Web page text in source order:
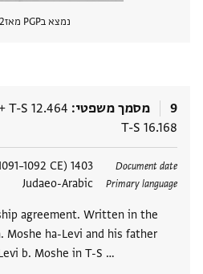
נמצא בPGP מאז
9 מסמך משפטי T-S 12.464
T-S 16.168
Document date
1403 Seleucid (1091–1092 CE)
Primary language
Judaeo-Arabic
agreement. Written in the
Moshe ha-Levi and his father
b. Moshe in T-S …
תגים